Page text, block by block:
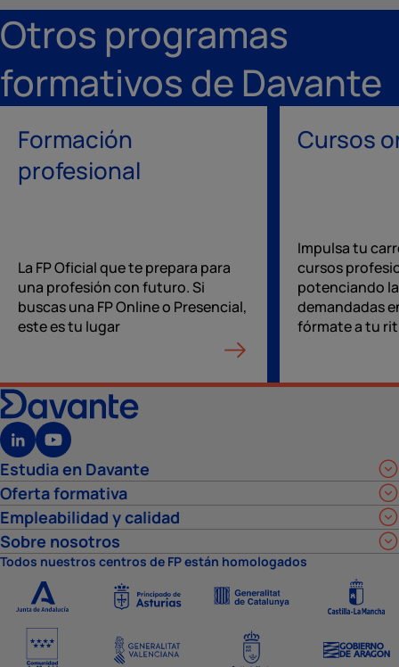
Otros programas
formativos de Davante
Formación
profesional
La FP Oficial que te prepara para
una profesión con futuro. Si
buscas una FP Online o Presencial,
este es tu lugar
Cursos
Impulsa tu
cursos
potenciando
demandadas
fórmate a tu
Estudia en Davante
Oferta formativa
Empleabilidad y calidad
Sobre nosotros
Todos nuestros centros de FP están homologados